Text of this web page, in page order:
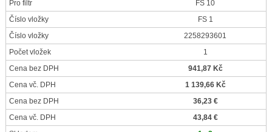
Pro filtr
FS 10
Číslo vložky
FS 1
Číslo vložky
2258293601
Počet vložek
1
Cena bez DPH
941,87 Kč
Cena vč. DPH
1 139,66 Kč
Cena bez DPH
36,23 €
Cena vč. DPH
43,84 €